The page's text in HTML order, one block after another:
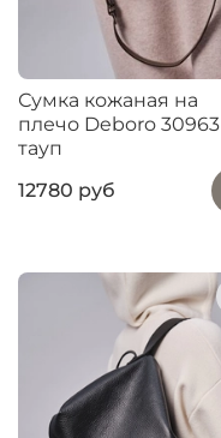
Сумка кожаная на
плечо Deboro 30963
тауп
12780 руб